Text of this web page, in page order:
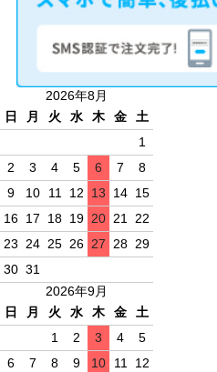
2026年8月
日
月 火 水 木 金
土
1
2
3 4 5 6 7
8
9
10 11 12 13 14 15
16 17 18 19 20 21 22
23 24 25 26 27 28 29
30 31
2026年9月
日
月 火 水 木 金
土
1
2 3 4
5
6
7 8 9 10 11 12